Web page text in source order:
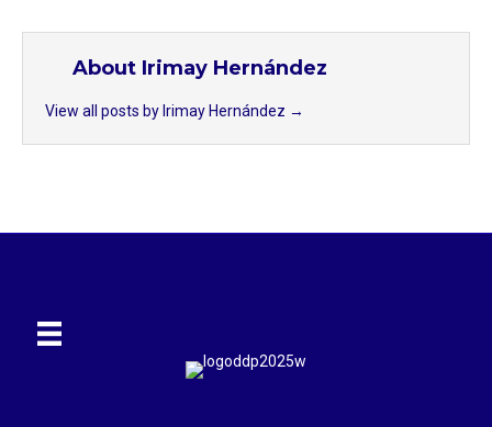
About Irimay Hernández
View all posts by Irimay Hernández →